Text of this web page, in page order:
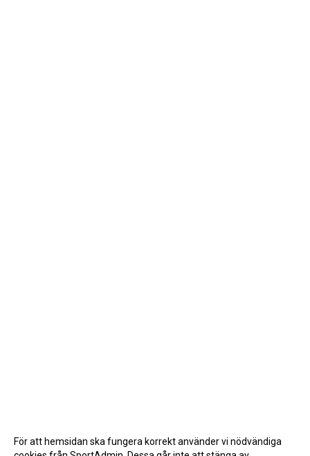
För att hemsidan ska fungera korrekt använder vi nödvändiga